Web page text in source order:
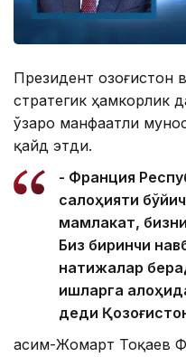
Президент
стратегик ҳамкорлик
ўзаро манфаатли
қайд этди.
- Франция
салоҳияти
мамлакат,
Биз биринчи
натижалар
ишларга
деди
Қасим-Жомарт Тоқаев